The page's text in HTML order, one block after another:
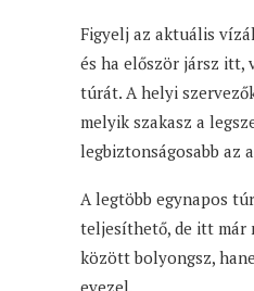
Figyelj az aktuális
és ha először jársz itt,
túrát. A helyi
melyik szakasz a
legbiztonságosabb az
A legtöbb egynapos
teljesíthető, de itt már
között bolyongsz,
evezel.